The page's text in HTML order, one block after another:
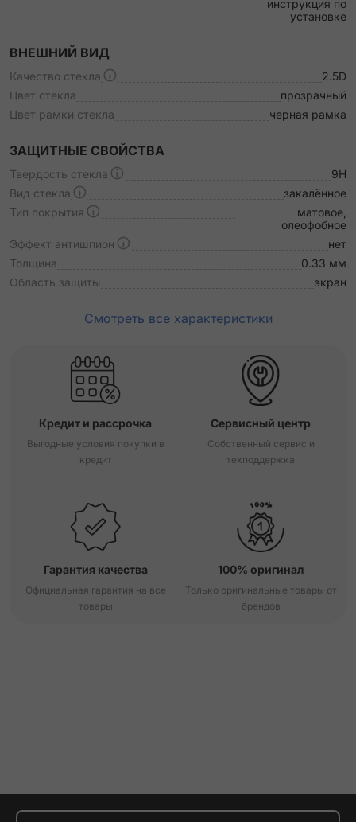
инструкция по
установке
ВНЕШНИЙ ВИД
Качество стекла
2.5D
Цвет стекла
прозрачный
Цвет рамки стекла
черная рамка
ЗАЩИТНЫЕ СВОЙСТВА
Твердость стекла
9H
Вид стекла
закалённое
Тип покрытия
матовое,
олеофобное
Эффект антишпион
нет
Толщина
0.33 мм
Область защиты
экран
Смотреть все характеристики
Кредит и рассрочка
Выгодные условия покупки в
кредит
Сервисный центр
Собственный сервис и
техподдержка
Гарантия качества
Официальная гарантия на все
товары
100% оригинал
Только оригинальные товары от
брендов